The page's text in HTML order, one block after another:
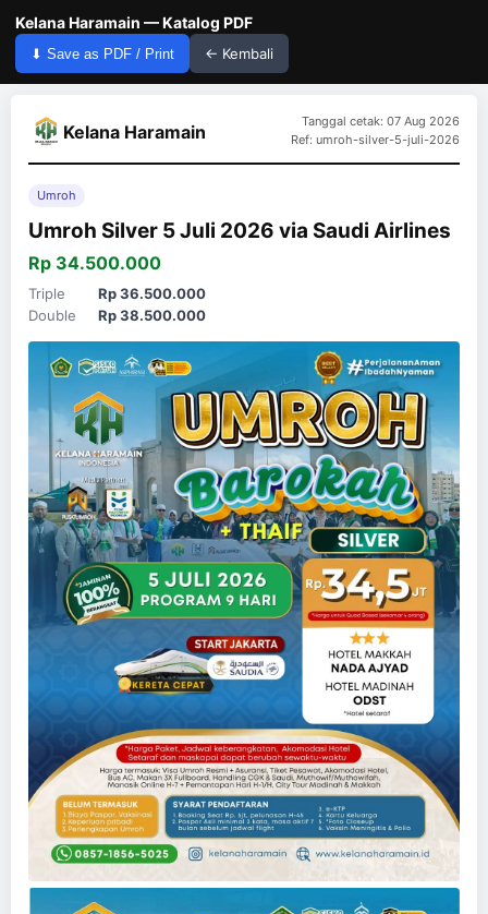
Kelana Haramain — Katalog PDF
⬇ Save as PDF / Print ← Kembali
Kelana Haramain
Tanggal cetak: 07 Aug 2026
Ref: umroh-silver-5-juli-2026
Umroh
Umroh Silver 5 Juli 2026 via Saudi Airlines
Rp 34.500.000
Triple
Rp 36.500.000
Double
Rp 38.500.000